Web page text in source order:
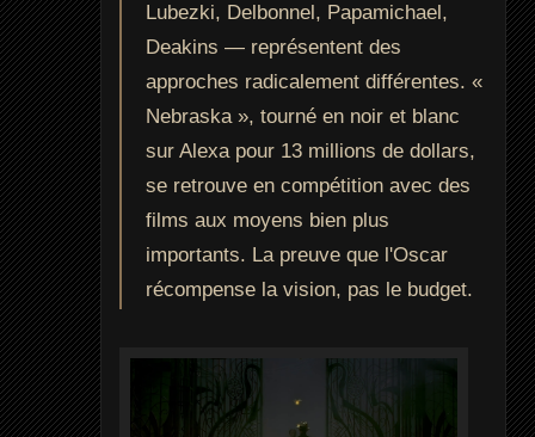
Lubezki, Delbonnel, Papamichael,
Deakins — représentent des
approches radicalement différentes. «
Nebraska », tourné en noir et blanc
sur Alexa pour 13 millions de dollars,
se retrouve en compétition avec des
films aux moyens bien plus
importants. La preuve que l'Oscar
récompense la vision, pas le budget.